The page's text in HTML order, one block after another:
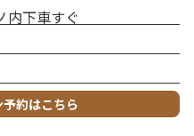
下車すぐ
約はこちら